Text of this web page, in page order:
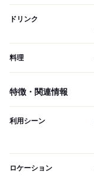
ドリンク
料理
特徴・関連情報
利用シーン
ロケーション